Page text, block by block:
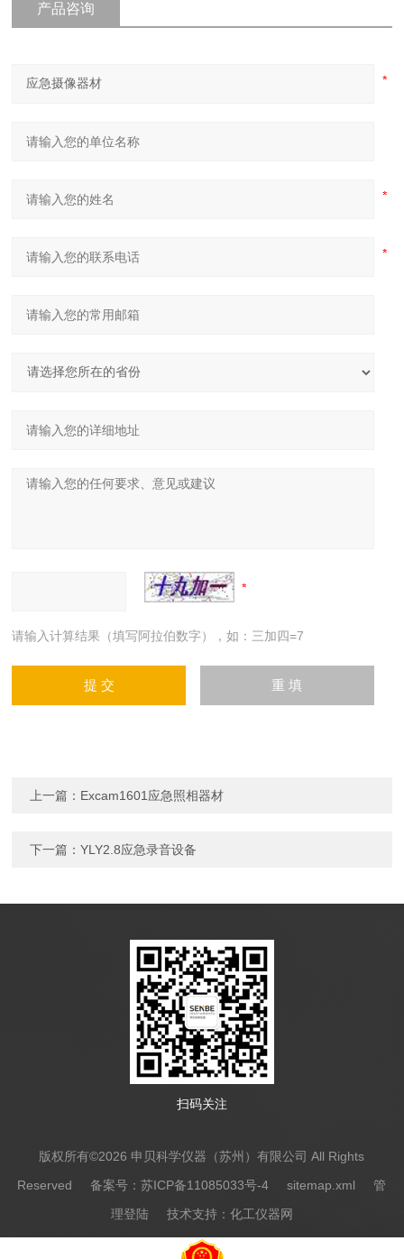
产品咨询
请输入计算结果（填写阿拉伯数字），如：三加四=7
上一篇： Excam1601应急照相器材
下一篇：YLY2.8应急录音设备
扫码关注
版权所有©2026 申贝科学仪器（苏州）有限公司 All Rights
Reserved备案号：苏ICP备11085033号-4 sitemap.xml
管
理登陆技术支持： 化工仪器网